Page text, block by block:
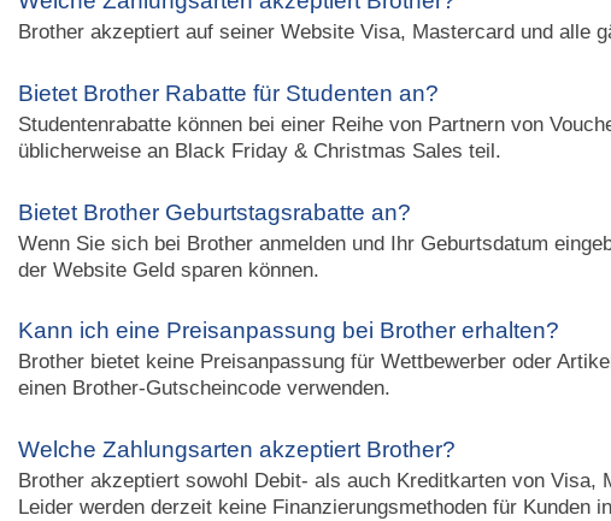
Brother akzeptiert auf seiner Website Visa, Mastercard und alle
Bietet Brother Rabatte für Studenten an?
Studentenrabatte können bei einer Reihe von Partnern von
üblicherweise an Black Friday & Christmas Sales teil.
Bietet Brother Geburtstagsrabatte an?
Wenn Sie sich bei Brother anmelden und Ihr Geburtsdatum
der Website Geld sparen können.
Kann ich eine Preisanpassung bei Brother erhalten?
Brother bietet keine Preisanpassung für Wettbewerber oder
einen Brother-Gutscheincode verwenden.
Welche Zahlungsarten akzeptiert Brother?
Brother akzeptiert sowohl Debit- als auch Kreditkarten von
Leider werden derzeit keine Finanzierungsmethoden für Kunden